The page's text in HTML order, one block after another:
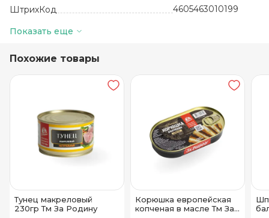
ШтрихКод
4605463010199
Базовая единица
растительное
масло, соль, сахар,
Температура хранения
от 0 до +25
Углеводы, в граммах (на 100г)
6
Показать еще
Похожие товары
Тунец макреловый
230гр Тм За Родину
Корюшка европейская
копченая в масле Тм За